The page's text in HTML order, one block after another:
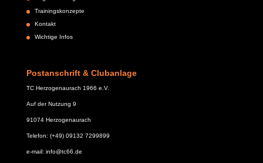
Trainingskonzepte
Kontakt
Wichtige Infos
Postanschrift & Clubanlage
TC Herzogenaurach 1966 e.V.
Auf der Nutzung 9
91074 Herzogenaurach
Telefon: (+49) 09132 7299899
e-mail: info@tc66.de